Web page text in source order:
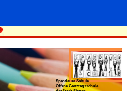
Schule
Ganztagsschule
Stadt Siegen